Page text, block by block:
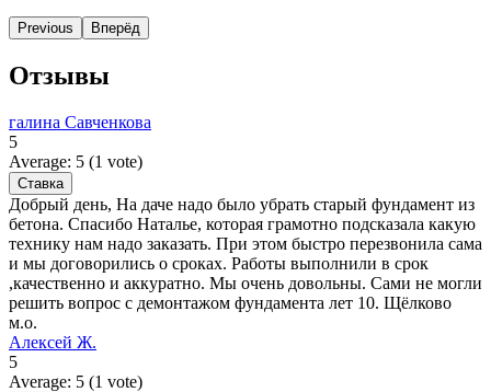
Previous Вперёд
Отзывы
галина Савченкова
5
Average: 5 (1 vote)
Добрый день, На даче надо было убрать старый фундамент из
бетона. Спасибо Наталье, которая грамотно подсказала какую
технику нам надо заказать. При этом быстро перезвонила сама
и мы договорились о сроках. Работы выполнили в срок
,качественно и аккуратно. Мы очень довольны. Сами не могли
решить вопрос с демонтажом фундамента лет 10. Щёлково
м.о.
Алексей Ж.
5
Average: 5 (1 vote)